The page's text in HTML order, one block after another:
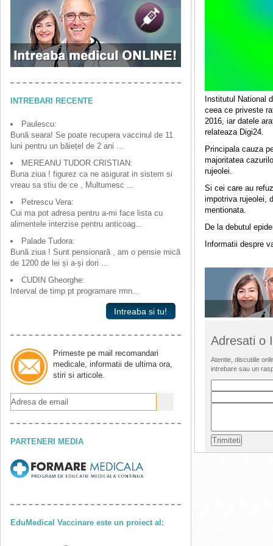
INTREBARI RECENTE
Paulescu:
Bună seara! Se poate recupera vaccinul de 11
luni pentru un băiețel de 2 ani ...
MEREANU TUDOR CRISTIAN:
Buna ziua ! figurez ca ne asigurat in sistem si
vreau sa stiu de ce , Multumesc ...
Petrescu Vera:
Cui ma pot adresa pentru a-mi face lista cu
alimentele interzise pentru anticoag...
Palade Tudora:
Bună ziua ! Sunt pensionară , am o pensie mică
de 1200 de lei și a-și dori ...
CUDIN Gheorghe:
Interval de timp pt programare rmn...
Intreaba si tu!
Primeste pe mail recomandari
medicale, informatii de ultima ora,
stiri si articole.
PARTENERI MEDIA
EduMedical Vaccinare este un proiect al:
Institutul National
ceea ce priveste
2016, iar datele
relateaza Digi24.
Principala cauza
majoritatea
rujeolei.
Si cei care au
impotriva rujeolei,
mentionata.
De la debutul
Informatii despre
Adresati o
Atentie, discutiile
intrebare sau un